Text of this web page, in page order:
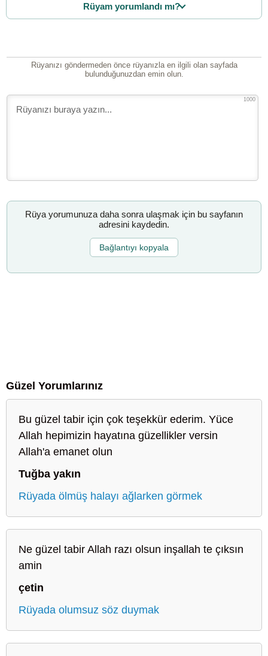
Rüyam yorumlandı mı?
Rüyanızı göndermeden önce rüyanızla en ilgili olan sayfada
bulunduğunuzdan emin olun.
1000
Rüya yorumunuza daha sonra ulaşmak için bu sayfanın
adresini kaydedin.
Bağlantıyı kopyala
Güzel Yorumlarınız
Bu güzel tabir için çok teşekkür ederim. Yüce
Allah hepimizin hayatına güzellikler versin
Allah'a emanet olun
Tuğba yakın
Rüyada ölmüş halayı ağlarken görmek
Ne güzel tabir Allah razı olsun inşallah te çıksın
amin
çetin
Rüyada olumsuz söz duymak